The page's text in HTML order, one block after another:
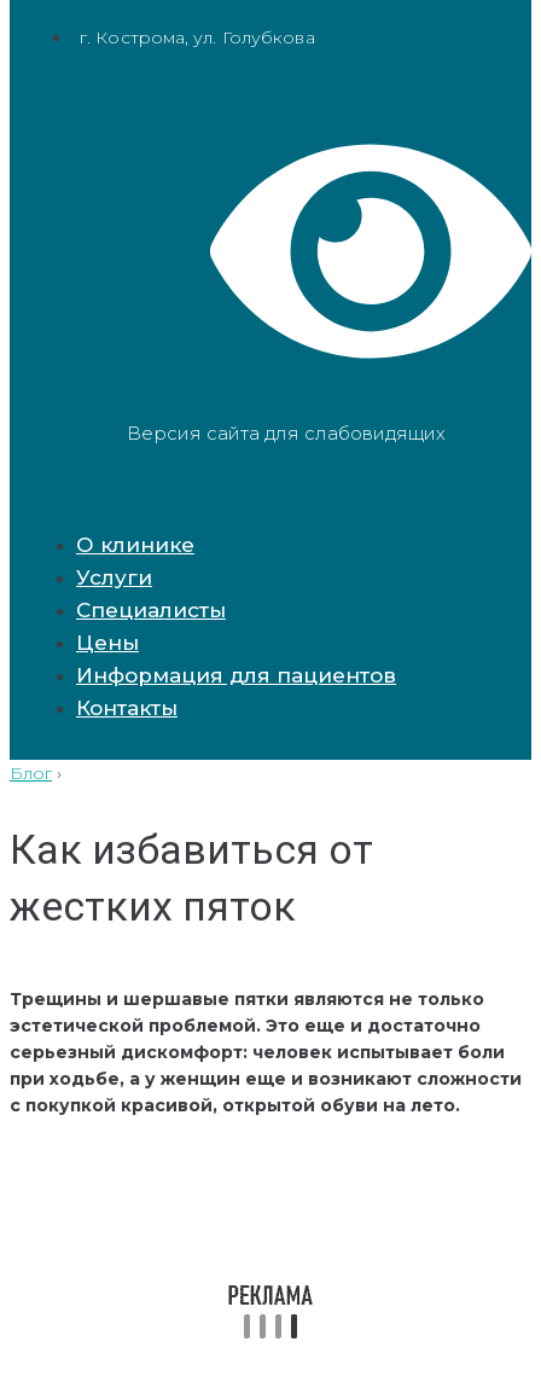
г. Кострома, ул. Голубкова
Версия сайта для слабовидящих
О клинике
Услуги
Специалисты
Цены
Информация для пациентов
Контакты
Блог ›
Как избавиться от
жестких пяток
Трещины и шершавые пятки являются не только
эстетической проблемой. Это еще и достаточно
серьезный дискомфорт: человек испытывает боли
при ходьбе, а у женщин еще и возникают сложности
с покупкой красивой, открытой обуви на лето.